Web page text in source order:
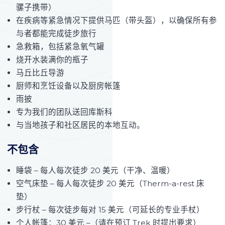
骡子携带）
在疾病等紧急情况下提供马匹（带头盔），以确保所有参
与者都能完成徒步旅行
急救箱，包括紧急氧气罐
烧开水装满你的瓶子
马丘比丘导游
厨师和烹饪设备以及厨房帐篷
雨披
专为我们的团队送回库斯科
与当地孩子和社区居民的本地互动。
不包含
睡袋 – 每人每次徒步 20 美元（干净、温暖）
空气床垫 – 每人每次徒步 20 美元（Therm-a-rest 床
垫）
步行杖 – 每次徒步每对 15 美元（可延长的专业手杖）
个人帐篷：30 美元 –（请在预订 Trek 时提出要求）